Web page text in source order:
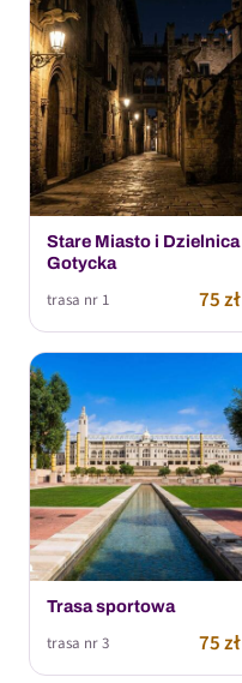
Stare Miasto i Dzielnica
Gotycka
trasa nr 1 75 zł
Trasa sportowa
trasa nr 3 75 zł